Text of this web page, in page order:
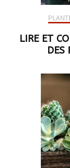
LIRE ET
DES